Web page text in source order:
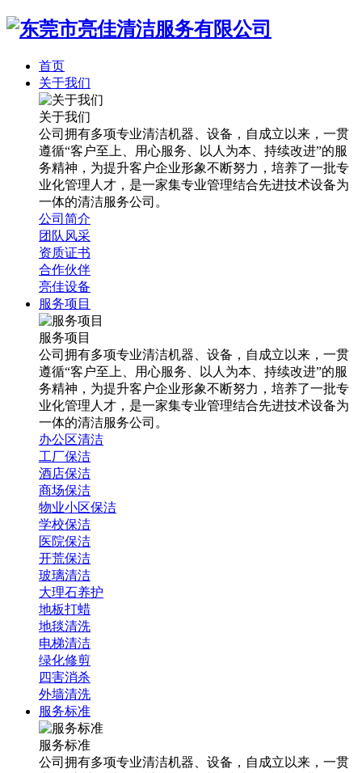
首页
关于我们
关于我们
公司拥有多项专业清洁机器、设备，自成立以来，一贯
遵循“客户至上、用心服务、以人为本、持续改进”的服
务精神，为提升客户企业形象不断努力，培养了一批专
业化管理人才，是一家集专业管理结合先进技术设备为
一体的清洁服务公司。
公司简介
团队风采
资质证书
合作伙伴
亮佳设备
服务项目
服务项目
公司拥有多项专业清洁机器、设备，自成立以来，一贯
遵循“客户至上、用心服务、以人为本、持续改进”的服
务精神，为提升客户企业形象不断努力，培养了一批专
业化管理人才，是一家集专业管理结合先进技术设备为
一体的清洁服务公司。
办公区清洁
工厂保洁
酒店保洁
商场保洁
物业小区保洁
学校保洁
医院保洁
开荒保洁
玻璃清洁
大理石养护
地板打蜡
地毯清洗
电梯清洁
绿化修剪
四害消杀
外墙清洗
服务标准
服务标准
公司拥有多项专业清洁机器、设备，自成立以来，一贯